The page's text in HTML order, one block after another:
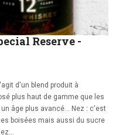
Reserve -
d'un blend produit à
plus haut de gamme que les
âge plus avancé... Nez : c'est
boisées mais aussi du sucre